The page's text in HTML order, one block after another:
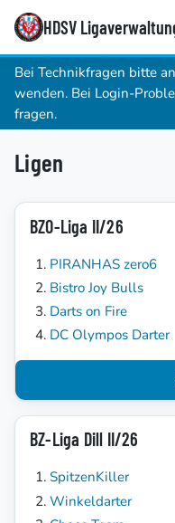
HDSV
Bei Technikfragen bitte an
wenden. Bei Login-
fragen.
Ligen
BZO-Liga II/26
PIRANHAS zero6
Bistro Joy Bulls
Darts on Fire
DC Olympos Darter
BZ-Liga Dill II/26
SpitzenKiller
Winkeldarter